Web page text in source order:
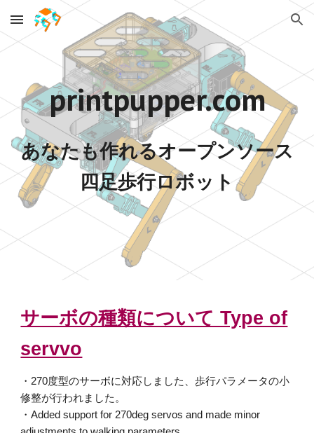
Skip to main content Skip to navigation
printpupper.com
あなたも作れるオープンソース
四足歩行ロボット
サーボの種類について Type of
servvo
・270度型のサーボに対応しました、歩行パラメータの小
修整が行われました。
・Added support for 270deg servos and made minor